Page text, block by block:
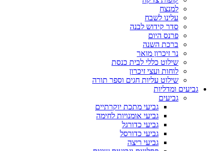
למנצח
עלינו לשבח
סדר קידוש לבנה
פרנס היום
ברכת השנה
נר זיכרון מואר
שילוט כללי לבית כנסת
לוחות ועצי זיכרון
שילוט עליות חגים וספר תורה
גביעים ומדליות
גביעים
גביעי מתכת יוקרתיים
גביעי אומנויות לחימה
גביעי כדורגל
גביעי כדורסל
גביעי ריצה